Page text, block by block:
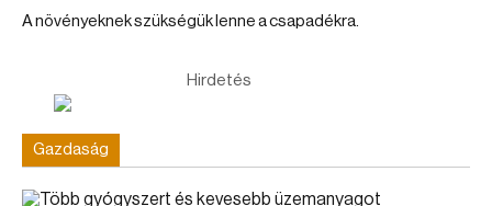
A növényeknek szükségük lenne a csapadékra.
Hirdetés
Gazdaság